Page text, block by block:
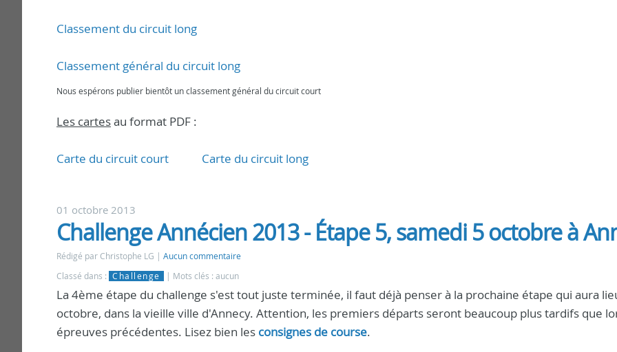
Classement du circuit long
Classement général du circuit long
Nous espérons publier bientôt un classement général du circuit court
Les cartesau format PDF :
Carte du circuit court Carte du circuit long
01 octobre 2013
Challenge Annécien 2013 - Étape 5, samedi 5 octobre à
Rédigé par Christophe LG
Aucun commentaire
Classé dans : Challenge Mots clés : aucun
La 4ème étape du challenge s'est tout juste terminée, il faut déjà penser à la prochaine étape qui aura
octobre, dans la vieille ville d'Annecy. Attention, les premiers départs seront beaucoup plus tardifs que
épreuves précédentes. Lisez bien les consignes de course.